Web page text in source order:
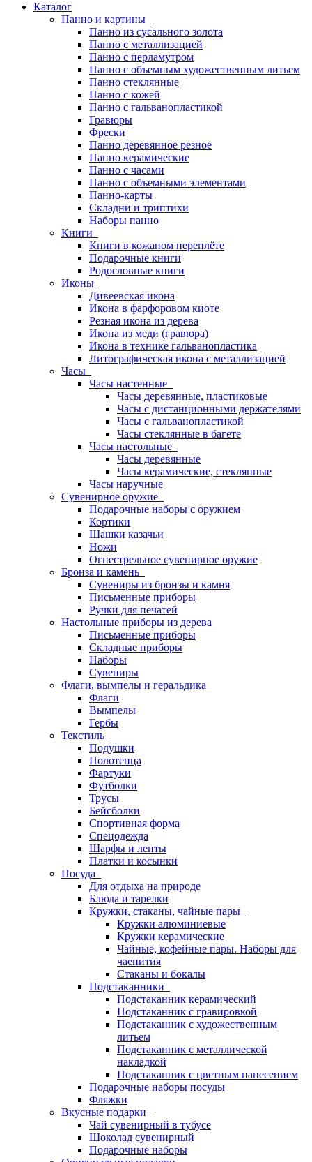
Каталог
Панно и картины
Панно из сусального золота
Панно с металлизацией
Панно с перламутром
Панно с объемным художественным литьем
Панно стеклянные
Панно с кожей
Панно с гальванопластикой
Гравюры
Фрески
Панно деревянное резное
Панно керамические
Панно с часами
Панно с объемными элементами
Панно-карты
Складни и триптихи
Наборы панно
Книги
Книги в кожаном переплёте
Подарочные книги
Родословные книги
Иконы
Дивеевская икона
Икона в фарфоровом киоте
Резная икона из дерева
Икона из меди (гравюра)
Икона в технике гальванопластика
Литографическая икона с металлизацией
Часы
Часы настенные
Часы деревянные, пластиковые
Часы с дистанционными держателями
Часы с гальванопластикой
Часы стеклянные в багете
Часы настольные
Часы деревянные
Часы керамические, стеклянные
Часы наручные
Сувенирное оружие
Подарочные наборы с оружием
Кортики
Шашки казачьи
Ножи
Огнестрельное сувенирное оружие
Бронза и камень
Сувениры из бронзы и камня
Письменные приборы
Ручки для печатей
Настольные приборы из дерева
Письменные приборы
Складные приборы
Наборы
Сувениры
Флаги, вымпелы и геральдика
Флаги
Вымпелы
Гербы
Текстиль
Подушки
Полотенца
Фартуки
Футболки
Трусы
Бейсболки
Спортивная форма
Спецодежда
Шарфы и ленты
Платки и косынки
Посуда
Для отдыха на природе
Блюда и тарелки
Кружки, стаканы, чайные пары
Кружки алюминиевые
Кружки керамические
Чайные, кофейные пары. Наборы для
чаепития
Стаканы и бокалы
Подстаканники
Подстаканник керамический
Подстаканник c гравировкой
Подстаканник с художественным
литьем
Подстаканник с металлической
накладкой
Подстаканник с цветным нанесением
Подарочные наборы посуды
Фляжки
Вкусные подарки
Чай сувенирный в тубусе
Шоколад сувенирный
Подарочные наборы